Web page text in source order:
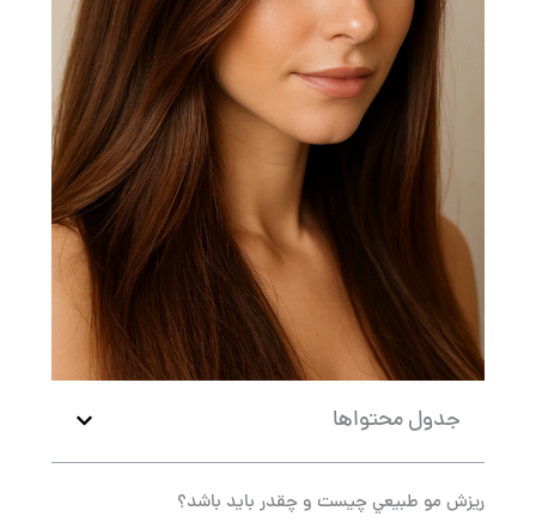
جدول محتواها
ريزش مو طبيعي چيست و چقدر بايد باشد؟